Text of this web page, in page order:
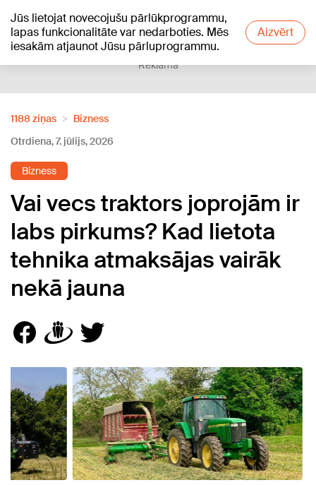
Jūs lietojat novecojušu pārlūkprogrammu,
lapas funkcionalitāte var nedarboties. Mēs
iesakām atjaunot Jūsu pārluprogrammu.
Aizvērt
+19°C
Reklāma
1188 ziņas
Bizness
Otrdiena, 7. jūlijs, 2026
Bizness
Vai vecs traktors joprojām ir
labs pirkums? Kad lietota
tehnika atmaksājas vairāk
nekā jauna